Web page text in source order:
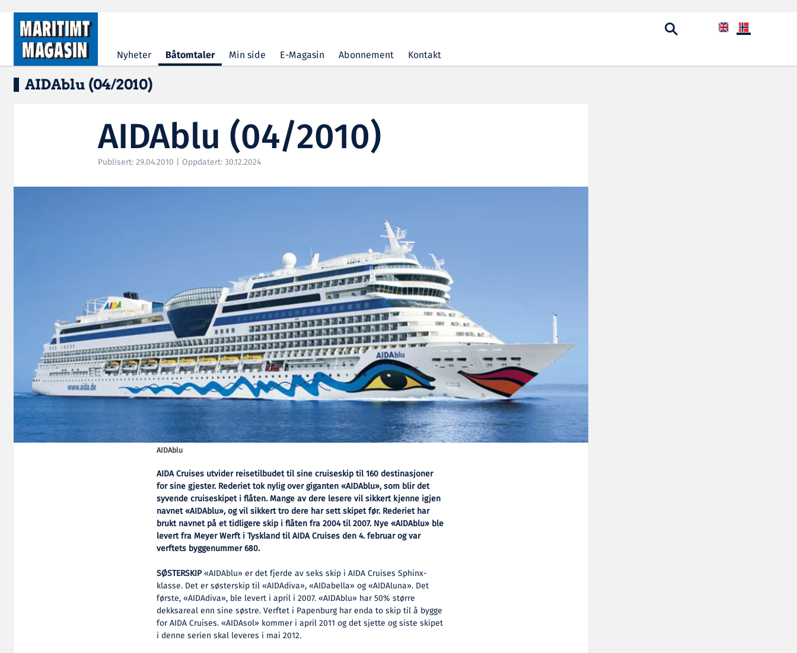
Hopp til hovedinnhold
Nyheter Båtomtaler Min side E-Magasin Abonnement Kontakt
AIDAblu (04/2010)
AIDAblu (04/2010)
Publisert: 29.04.2010 | Oppdatert: 30.12.2024
AIDAblu
AIDA Cruises utvider reisetilbudet til sine cruiseskip til 160 destinasjoner
for sine gjester. Rederiet tok nylig over giganten «AIDAblu», som blir det
syvende cruiseskipet i flåten. Mange av dere lesere vil sikkert kjenne igjen
navnet «AIDAblu», og vil sikkert tro dere har sett skipet før. Rederiet har
brukt navnet på et tidligere skip i flåten fra 2004 til 2007. Nye «AIDAblu» ble
levert fra Meyer Werft i Tyskland til AIDA Cruises den 4. februar og var
verftets byggenummer 680.
SØSTERSKIP«AIDAblu» er det fjerde av seks skip i AIDA Cruises Sphinx-
klasse. Det er søsterskip til «AIDAdiva», «AIDabella» og «AIDAluna». Det
første, «AIDAdiva», ble levert i april i 2007. «AIDAblu» har 50% større
dekksareal enn sine søstre. Verftet i Papenburg har enda to skip til å bygge
for AIDA Cruises. «AIDAsol» kommer i april 2011 og det sjette og siste skipet
i denne serien skal leveres i mai 2012.